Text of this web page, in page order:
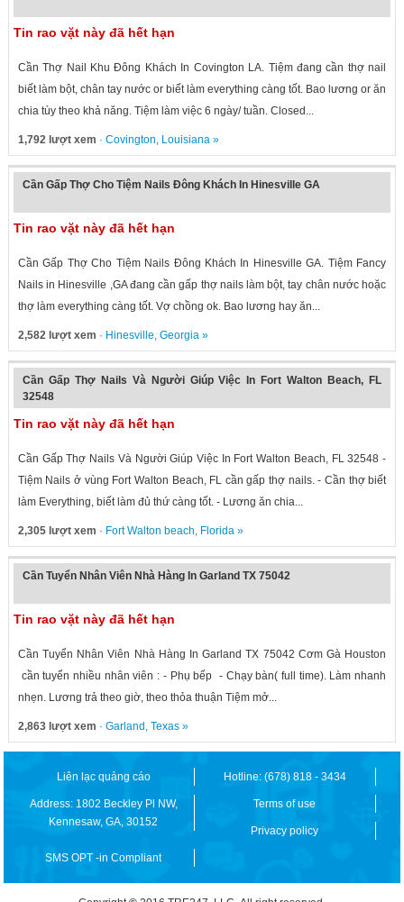
Tin rao vặt này đã hết hạn
Cần Thợ Nail Khu Đông Khách In Covington LA. Tiệm đang cần thợ nail
biết làm bột, chân tay nước or biết làm everything càng tốt. Bao lương or ăn
chia tùy theo khả năng. Tiệm làm việc 6 ngày/ tuần. Closed...
1,792 lượt xem · Covington, Louisiana»
Cần Gấp Thợ Cho Tiệm Nails Đông Khách In Hinesville GA
Tin rao vặt này đã hết hạn
Cần Gấp Thợ Cho Tiệm Nails Đông Khách In Hinesville GA. Tiệm Fancy
Nails in Hinesville ,GA đang cần gấp thợ nails làm bột, tay chân nước hoặc
thợ làm everything càng tốt. Vợ chồng ok. Bao lương hay ăn...
2,582 lượt xem · Hinesville, Georgia»
Cần Gấp Thợ Nails Và Người Giúp Việc In Fort Walton Beach, FL
32548
Tin rao vặt này đã hết hạn
Cần Gấp Thợ Nails Và Người Giúp Việc In Fort Walton Beach, FL 32548 -
Tiệm Nails ở vùng Fort Walton Beach, FL cần gấp thợ nails. - Cần thợ biết
làm Everything, biết làm đủ thứ càng tốt. - Lương ăn chia...
2,305 lượt xem · Fort Walton beach, Florida»
Cần Tuyển Nhân Viên Nhà Hàng In Garland TX 75042
Tin rao vặt này đã hết hạn
Cần Tuyển Nhân Viên Nhà Hàng In Garland TX 75042 Cơm Gà Houston
cần tuyển nhiều nhân viên : - Phụ bếp - Chạy bàn( full time). Làm nhanh
nhẹn. Lương trả theo giờ, theo thỏa thuận Tiệm mở...
2,863 lượt xem · Garland , Texas»
Liên lạc quảng cáo Hotline: (678) 818 - 3434
Address: 1802 Beckley Pl NW,
Kennesaw, GA, 30152
Terms of use
Privacy policy
SMS OPT -in Compliant